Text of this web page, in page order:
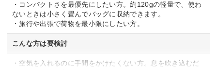
・コンパクトさを最優先にしたい方。約120gの軽量で、使わ
ないときは小さく畳んでバッグに収納できます。
・旅行や出張で荷物を最小限にしたい方。
こんな方は要検討
・空気を入れるのに手間をかけたくない方。息を吹き込むだ